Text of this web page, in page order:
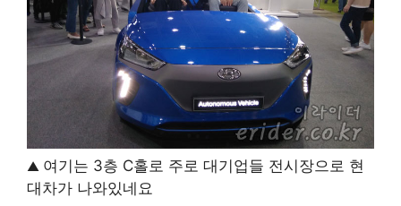
▲ 여기는 3층 C홀로 주로 대기업들 전시장으로 현
대차가 나와있네요